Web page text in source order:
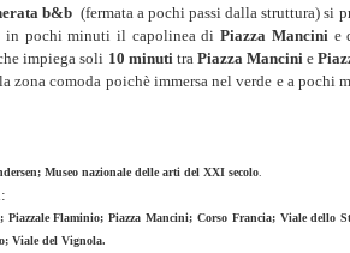
b&b (fermata a pochi passi dalla struttura) si
in pochi minuti il capolinea diPiazza Mancini e
impiega soli 10 minuti tra Piazza Mancini e
zona comoda poichè immersa nel verde e a pochi
Museo nazionale delle arti del XXI secolo
Piazzale Flaminio; Piazza Mancini; Corso Francia; Viale dello
Viale del Vignola.